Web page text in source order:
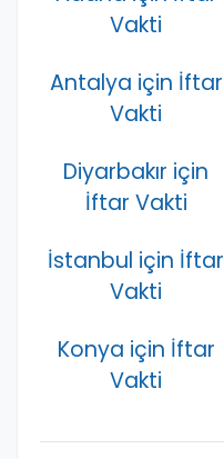
Vakti
Antalya için İftar
Vakti
Diyarbakır için
İftar Vakti
İstanbul için İftar
Vakti
Konya için İftar
Vakti